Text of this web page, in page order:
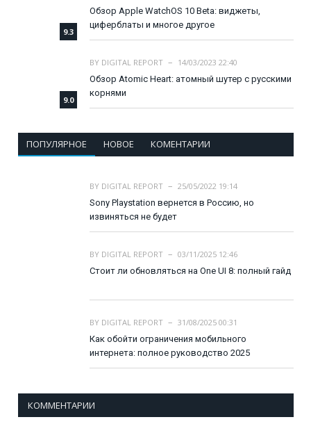
9.3
Обзор Apple WatchOS 10 Beta: виджеты,
циферблаты и многое другое
9.0
BY DIGITAL REPORT
14/03/2023 22:40
Обзор Atomic Heart: атомный шутер с русскими
корнями
ПОПУЛЯРНОЕ НОВОЕ КОМЕНТАРИИ
BY DIGITAL REPORT
25/05/2022 19:14
Sony Playstation вернется в Россию, но
извиняться не будет
BY DIGITAL REPORT
03/11/2025 12:46
Стоит ли обновляться на One UI 8: полный гайд
BY DIGITAL REPORT
31/08/2025 00:31
Как обойти ограничения мобильного
интернета: полное руководство 2025
КОММЕНТАРИИ